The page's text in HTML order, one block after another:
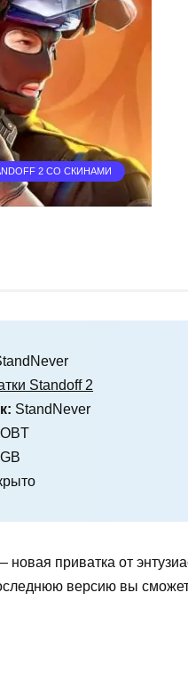
2 СО СКИНАМИ
Standoff 2
StandNever
приватка от
версию вы